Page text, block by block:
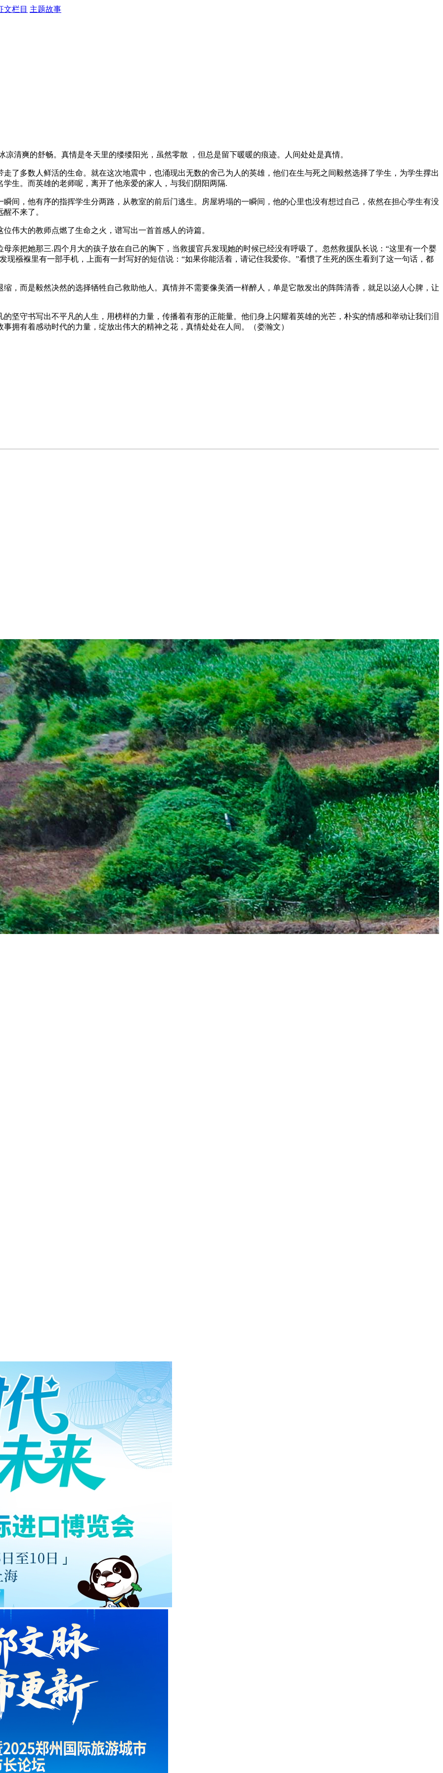
文栏目 主题故事
爽的舒畅。真情是冬天里的缕缕阳光，虽然零散 ，但总是留下暖暖的痕迹。人间处处是真情。
多数人鲜活的生命。就在这次地震中，也涌现出无数的舍己为人的英雄，他们在生与死之间毅然选择了学生，为学生撑出
生。而英雄的老师呢，离开了他亲爱的家人，与我们阴阳两隔.
，他有序的指挥学生分两路，从教室的前后门逃生。房屋坍塌的一瞬间，他的心里也没有想过自己，依然在担心学生有没
不来了。
大的教师点燃了生命之火，谱写出一首首感人的诗篇。
把她那三.四个月大的孩子放在自己的胸下，当救援官兵发现她的时候已经没有呼吸了。忽然救援队长说：“这里有一个婴
现襁褓里有一部手机，上面有一封写好的短信说：“如果你能活着，请记住我爱你。”看惯了生死的医生看到了这一句话，都
而是毅然决然的选择牺牲自己救助他人。真情并不需要像美酒一样醉人，单是它散发出的阵阵清香，就足以泌人心脾，让
守书写出不平凡的人生，用榜样的力量，传播着有形的正能量。他们身上闪耀着英雄的光芒，朴实的情感和举动让我们泪
拥有着感动时代的力量，绽放出伟大的精神之花，真情处处在人间。（娄瀚文）